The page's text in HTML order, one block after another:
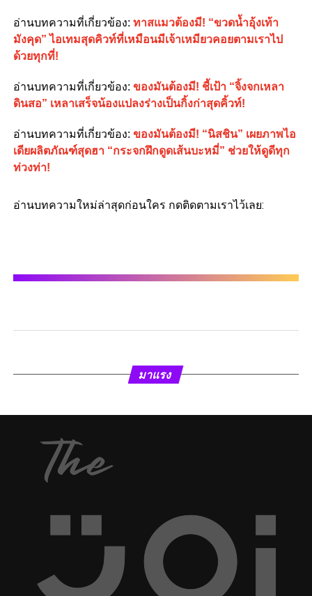
อ่านบทความที่เกี่ยวข้อง: ทาสแมวต้องมี! “ขวดน้ำอุ้งเท้า
มังคุด” ไอเทมสุดคิวท์ที่เหมือนมีเจ้าเหมียวคอยตามเราไป
ด้วยทุกที่!
อ่านบทความที่เกี่ยวข้อง: ของมันต้องมี! ชี้เป้า “จิ้งจกเหลา
ดินสอ” เหลาเสร็จน้องแปลงร่างเป็นกิ้งก่าสุดคิ้วท์!
อ่านบทความที่เกี่ยวข้อง: ของมันต้องมี! “นิสชิน” เผยภาพไอ
เดียผลิตภัณฑ์สุดฮา “กระจกฝึกดูดเส้นบะหมี่” ช่วยให้ดูดีทุก
ท่วงท่า!
อ่านบทความใหม่ล่าสุดก่อนใคร กดติดตามเราไว้เลย:
มาแรง